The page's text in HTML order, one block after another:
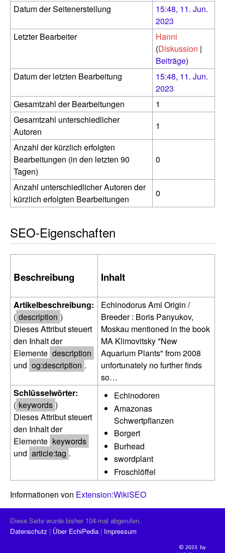
Datum der Seitenerstellung
15:48, 11. Jun.
2023
Letzter Bearbeiter
Hanni
(Diskussion |
Beiträge)
Datum der letzten Bearbeitung
15:48, 11. Jun.
2023
Gesamtzahl der Bearbeitungen
1
Gesamtzahl unterschiedlicher
Autoren
1
Anzahl der kürzlich erfolgten
Bearbeitungen (in den letzten 90
Tagen)
0
Anzahl unterschiedlicher Autoren der
kürzlich erfolgten Bearbeitungen
0
SEO-Eigenschaften
Beschreibung Inhalt
Artikelbeschreibung:
( description )
Dieses Attribut steuert
den Inhalt der
Elemente description
und og:description .
Echinodorus Ami Origin /
Breeder : Boris Panyukov,
Moskau mentioned in the book
MA Klimovitsky "New
Aquarium Plants" from 2008
unfortunately no further finds
so…
Schlüsselwörter:
( keywords )
Dieses Attribut steuert
den Inhalt der
Elemente keywords
und article:tag .
Echinodoren
Amazonas
Schwertpflanzen
Borgert
Burhead
swordplant
Froschlöffel
Informationen von Extension:WikiSEO
Diese Seite wurde bisher 104-mal abgerufen.
Datenschutz
Über EchiPedia Impressum